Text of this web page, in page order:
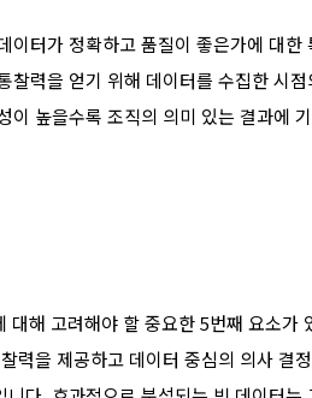
터가 정확하고 품질이 좋은가에 대한
찰력을 얻기 위해 데이터를 수집한 시
높을수록 조직의 의미 있는 결과에
해 고려해야 할 중요한 5번째 요소가
력을 제공하고 데이터 중심의 의사 결